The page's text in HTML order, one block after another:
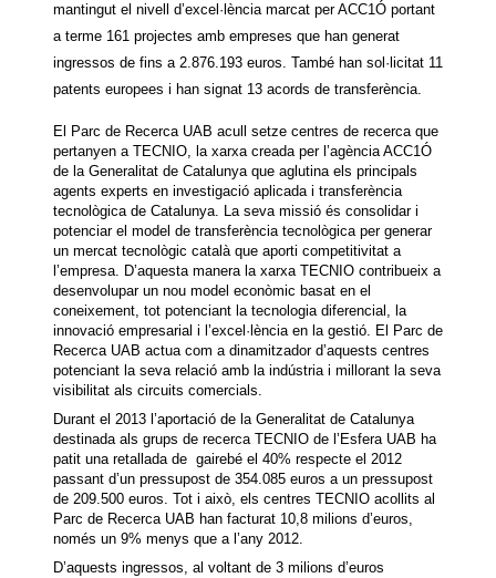
mantingut el nivell d’excel·lència marcat per ACC1Ó portant
a terme 161 projectes amb empreses que han generat
ingressos de fins a 2.876.193 euros. També han sol·licitat 11
patents europees i han signat 13 acords de transferència.
El Parc de Recerca UAB acull setze centres de recerca que
pertanyen a TECNIO, la xarxa creada per l’agència ACC1Ó
de la Generalitat de Catalunya que aglutina els principals
agents experts en investigació aplicada i transferència
tecnològica de Catalunya. La seva missió és consolidar i
potenciar el model de transferència tecnològica per generar
un mercat tecnològic català que aporti competitivitat a
l’empresa. D’aquesta manera la xarxa TECNIO contribueix a
desenvolupar un nou model econòmic basat en el
coneixement, tot potenciant la tecnologia diferencial, la
innovació empresarial i l’excel·lència en la gestió. El Parc de
Recerca UAB actua com a dinamitzador d’aquests centres
potenciant la seva relació amb la indústria i millorant la seva
visibilitat als circuits comercials.
Durant el 2013 l’aportació de la Generalitat de Catalunya
destinada als grups de recerca TECNIO de l’Esfera UAB ha
patit una retallada de gairebé el 40% respecte el 2012
passant d’un pressupost de 354.085 euros a un pressupost
de 209.500 euros. Tot i això, els centres TECNIO acollits al
Parc de Recerca UAB han facturat 10,8 milions d’euros,
només un 9% menys que a l’any 2012.
D’aquests ingressos, al voltant de 3 milions d’euros